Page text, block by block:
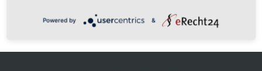
Powered by &